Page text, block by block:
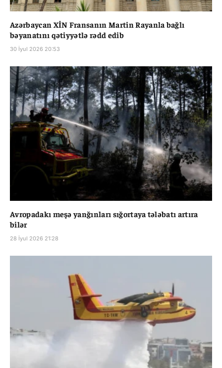
Azərbaycan XİN Fransanın Martin Rayanla bağlı
bəyanatını qətiyyətlə rədd edib
30 İyul 2026 20:53
Avropadakı meşə yanğınları sığortaya tələbatı artıra
bilər
28 İyul 2026 21:28